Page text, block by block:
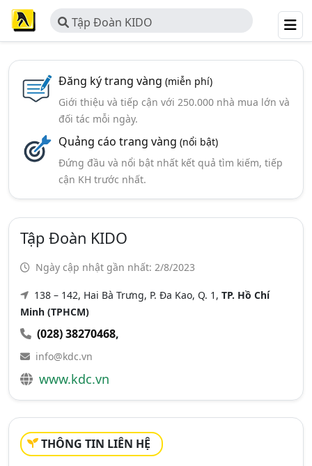
Tập Đoàn KIDO
Đăng ký trang vàng (miễn phí)
Giới thiệu và tiếp cận với 250.000 nhà mua lớn và
đối tác mỗi ngày.
Quảng cáo trang vàng (nổi bật)
Đứng đầu và nổi bật nhất kết quả tìm kiếm, tiếp
cận KH trước nhất.
Tập Đoàn KIDO
Ngày cập nhật gần nhất: 2/8/2023
138 – 142, Hai Bà Trưng, P. Đa Kao, Q. 1, TP. Hồ Chí
Minh (TPHCM)
(028) 38270468,
info@kdc.vn
www.kdc.vn
THÔNG TIN LIÊN HỆ